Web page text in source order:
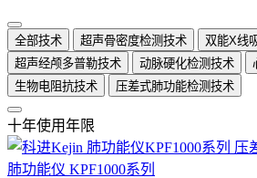
全部技术 超声骨密度检测技术
双能X线
超声经颅多普勒技术
动脉硬化检测技术
生物电阻抗技术
压差式肺功能检测技术
十年使用年限
肺功能仪 KPF1000系列